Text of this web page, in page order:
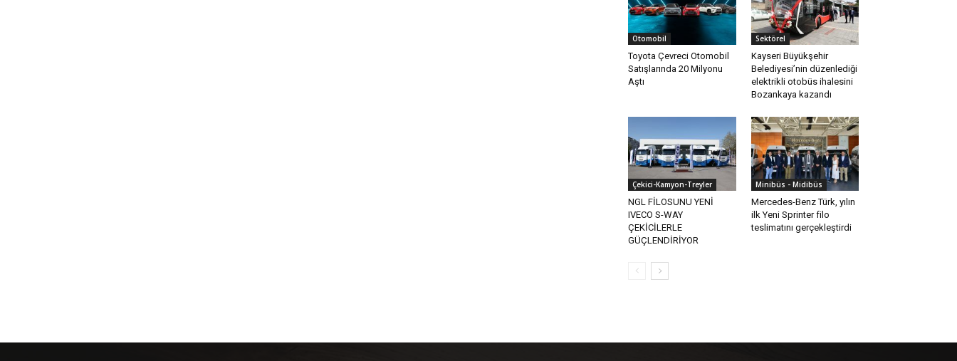
Otomobil
Toyota Çevreci Otomobil
Satışlarında 20 Milyonu
Aştı
Sektörel
Kayseri Büyükşehir
Belediyesi’nin düzenlediği
elektrikli otobüs ihalesini
Bozankaya kazandı
Çekici-Kamyon-Treyler
NGL FİLOSUNU YENİ
IVECO S-WAY
ÇEKİCİLERLE
GÜÇLENDİRİYOR
Minibüs - Midibüs
Mercedes-Benz Türk, yılın
ilk Yeni Sprinter filo
teslimatını gerçekleştirdi